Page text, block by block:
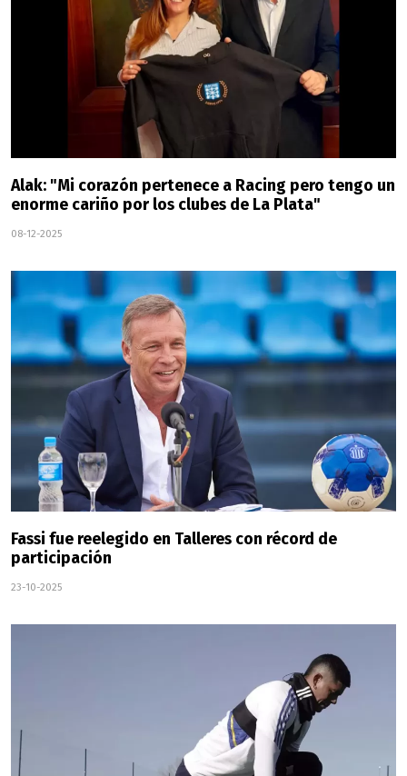
Alak: "Mi corazón pertenece a Racing pero tengo un
enorme cariño por los clubes de La Plata"
08-12-2025
Fassi fue reelegido en Talleres con récord de
participación
23-10-2025